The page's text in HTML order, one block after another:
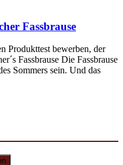
Fassbrause
Produkttest bewerben, der
Fassbrause Die Fassbrause
Sommers sein. Und das